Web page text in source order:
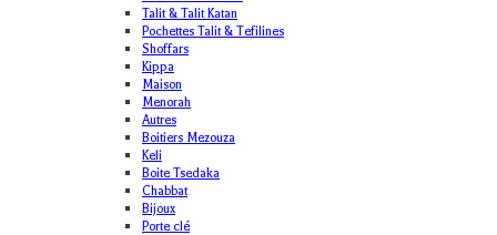
Talit & Talit Katan
Pochettes Talit & Tefilines
Shoffars
Kippa
Maison
Menorah
Autres
Boitiers Mezouza
Keli
Boite Tsedaka
Chabbat
Bijoux
Porte clé